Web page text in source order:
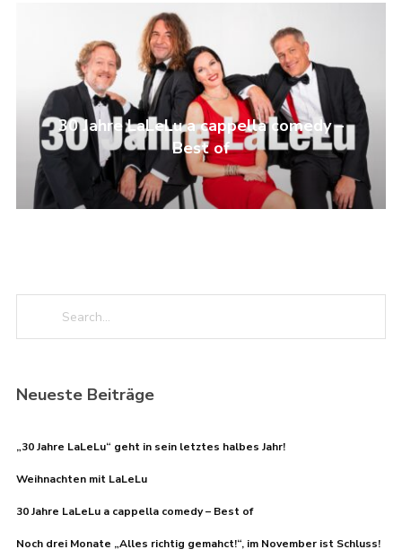
30 Jahre LaLeLu a cappella comedy –
Best of
Neueste Beiträge
„30 Jahre LaLeLu“ geht in sein letztes halbes Jahr!
Weihnachten mit LaLeLu
30 Jahre LaLeLu a cappella comedy – Best of
Noch drei Monate „Alles richtig gemahct!“, im November ist Schluss!